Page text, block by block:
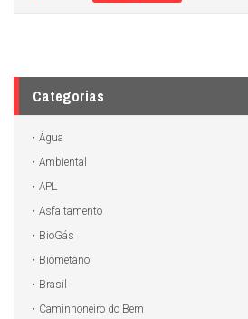
Categorias
Água
Ambiental
APL
Asfaltamento
BioGás
Biometano
Brasil
Caminhoneiro do Bem